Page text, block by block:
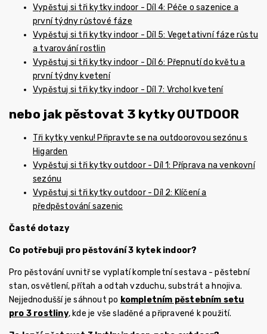
Vypěstuj si tři kytky indoor - Díl 4: Péče o sazenice a
první týdny růstové fáze
Vypěstuj si tři kytky indoor - Díl 5: Vegetativní fáze růstu
a tvarování rostlin
Vypěstuj si tři kytky indoor - Díl 6: Přepnutí do květu a
první týdny kvetení
Vypěstuj si tři kytky indoor - Díl 7: Vrchol kvetení
nebo jak pěstovat 3 kytky OUTDOOR
Tři kytky venku! Připravte se na outdoorovou sezónu s
Higarden
Vypěstuj si tři kytky outdoor - Díl 1: Příprava na venkovní
sezónu
Vypěstuj si tři kytky outdoor - Díl 2: Klíčení a
předpěstování sazenic
Časté dotazy
Co potřebuji pro pěstování 3 kytek indoor?
Pro pěstování uvnitř se vyplatí kompletní sestava - pěstební
stan, osvětlení, přítah a odtah vzduchu, substrát a hnojiva.
Nejjednodušší je sáhnout po kompletním pěstebním setu
pro 3 rostliny, kde je vše sladěné a připravené k použití.